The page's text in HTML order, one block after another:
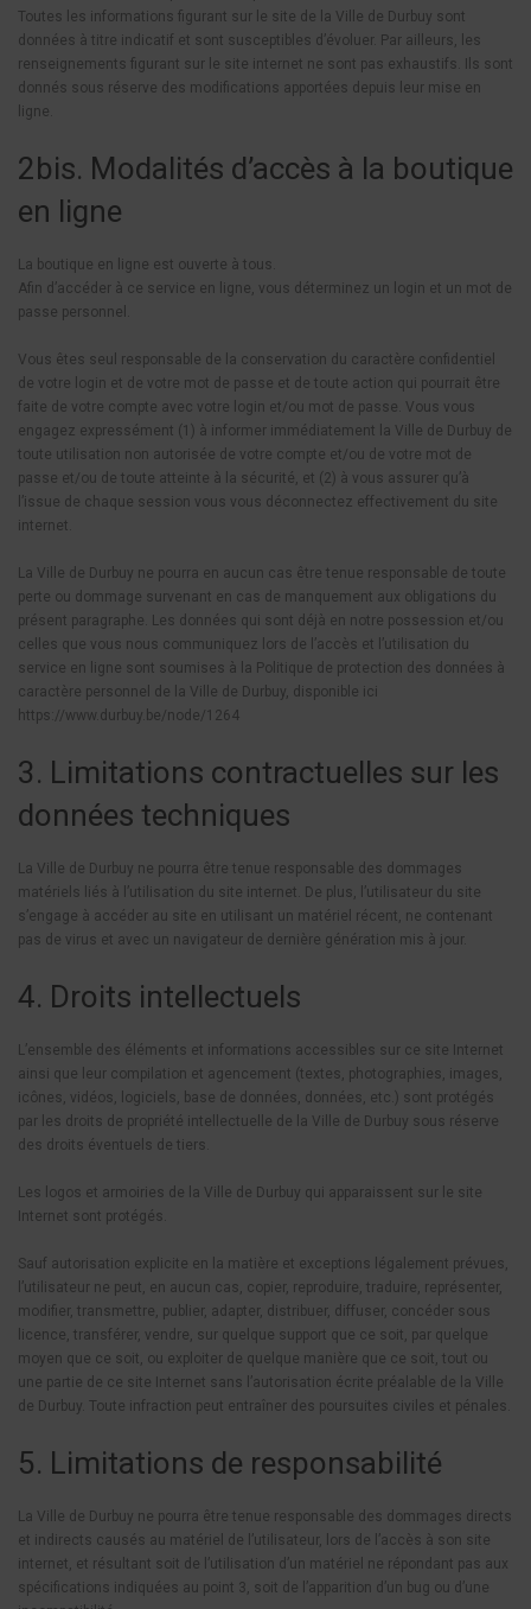
Toutes les informations figurant sur le site de la Ville de Durbuy sont
données à titre indicatif et sont susceptibles d’évoluer. Par ailleurs, les
renseignements figurant sur le site internet ne sont pas exhaustifs. Ils sont
donnés sous réserve des modifications apportées depuis leur mise en
ligne.
2bis. Modalités d’accès à la boutique
en ligne
La boutique en ligne est ouverte à tous.
Afin d’accéder à ce service en ligne, vous déterminez un login et un mot de
passe personnel.
Vous êtes seul responsable de la conservation du caractère confidentiel
de votre login et de votre mot de passe et de toute action qui pourrait être
faite de votre compte avec votre login et/ou mot de passe. Vous vous
engagez expressément (1) à informer immédiatement la Ville de Durbuy de
toute utilisation non autorisée de votre compte et/ou de votre mot de
passe et/ou de toute atteinte à la sécurité, et (2) à vous assurer qu’à
l’issue de chaque session vous vous déconnectez effectivement du site
internet.
La Ville de Durbuy ne pourra en aucun cas être tenue responsable de toute
perte ou dommage survenant en cas de manquement aux obligations du
présent paragraphe. Les données qui sont déjà en notre possession et/ou
celles que vous nous communiquez lors de l’accès et l’utilisation du
service en ligne sont soumises à la Politique de protection des données à
caractère personnel de la Ville de Durbuy, disponible ici
https://www.durbuy.be/node/1264
3. Limitations contractuelles sur les
données techniques
La Ville de Durbuy ne pourra être tenue responsable des dommages
matériels liés à l’utilisation du site internet. De plus, l’utilisateur du site
s’engage à accéder au site en utilisant un matériel récent, ne contenant
pas de virus et avec un navigateur de dernière génération mis à jour.
4. Droits intellectuels
L’ensemble des éléments et informations accessibles sur ce site Internet
ainsi que leur compilation et agencement (textes, photographies, images,
icônes, vidéos, logiciels, base de données, données, etc.) sont protégés
par les droits de propriété intellectuelle de la Ville de Durbuy sous réserve
des droits éventuels de tiers.
Les logos et armoiries de la Ville de Durbuy qui apparaissent sur le site
Internet sont protégés.
Sauf autorisation explicite en la matière et exceptions légalement prévues,
l’utilisateur ne peut, en aucun cas, copier, reproduire, traduire, représenter,
modifier, transmettre, publier, adapter, distribuer, diffuser, concéder sous
licence, transférer, vendre, sur quelque support que ce soit, par quelque
moyen que ce soit, ou exploiter de quelque manière que ce soit, tout ou
une partie de ce site Internet sans l’autorisation écrite préalable de la Ville
de Durbuy. Toute infraction peut entraîner des poursuites civiles et pénales.
5. Limitations de responsabilité
La Ville de Durbuy ne pourra être tenue responsable des dommages directs
et indirects causés au matériel de l’utilisateur, lors de l’accès à son site
internet, et résultant soit de l’utilisation d’un matériel ne répondant pas aux
spécifications indiquées au point 3, soit de l’apparition d’un bug ou d’une